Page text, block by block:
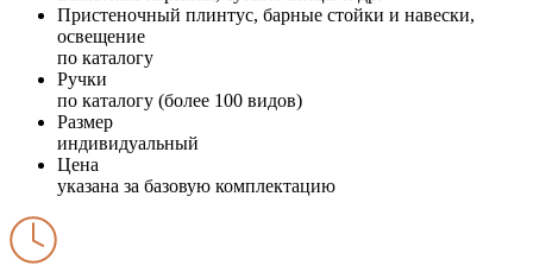
Пристеночный плинтус, барные стойки и навески,
освещение
по каталогу
Ручки
по каталогу (более 100 видов)
Размер
индивидуальный
Цена
указана за базовую комплектацию